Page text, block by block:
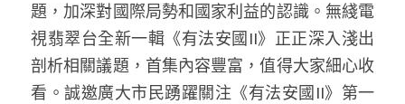
題，加深對國際局勢和國家利益的認識。無綫電
視翡翠台全新一輯《有法安國II》正正深入淺出
剖析相關議題，首集內容豐富，值得大家細心收
看。誠邀廣大市民踴躍關注《有法安國II》第一